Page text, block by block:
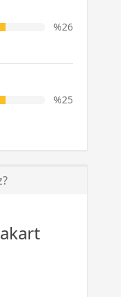
%26
%25